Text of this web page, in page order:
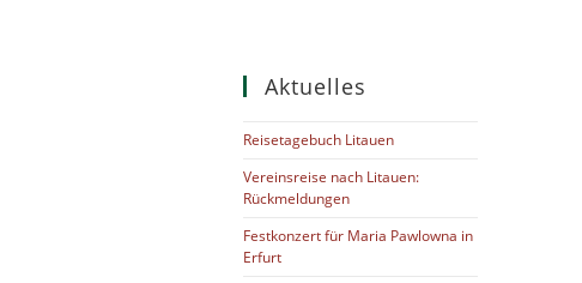
Aktuelles
Reisetagebuch Litauen
Vereinsreise nach Litauen:
Rückmeldungen
Festkonzert für Maria Pawlowna in
Erfurt